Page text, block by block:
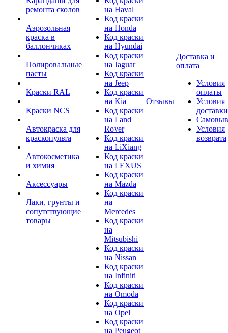
ремонта сколов
Аэрозольная
краска в
баллончиках
Полировальные
пасты
Краски RAL
Краски NCS
Автокраска для
краскопульта
Автокосметика
и химия
Аксессуары
Лаки, грунты и
сопутствующие
товары
на Haval
Код краски
на Honda
Код краски
на Hyundai
Код краски
на Jaguar
Код краски
на Jeep
Код краски
на Kia
Код краски
на Land
Rover
Код краски
на LiXiang
Код краски
на LEXUS
Код краски
на Mazda
Код краски
на
Mercedes
Код краски
на
Mitsubishi
Код краски
на Nissan
Код краски
на Infiniti
Код краски
на Omoda
Код краски
на Opel
Код краски
на Peugeot
Отзывы
Доставка и
оплата
Условия
оплаты
Условия
доставки
Условия
возврата